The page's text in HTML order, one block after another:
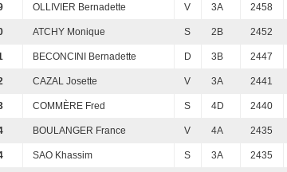
OLLIVIER Bernadette V 3A 2458
ATCHY Monique S 2B 2452
BECONCINI Bernadette D 3B 2447
CAZAL Josette V 3A 2441
COMMÈRE Fred S 4D 2440
BOULANGER France V 4A 2435
SAO Khassim S 3A 2435